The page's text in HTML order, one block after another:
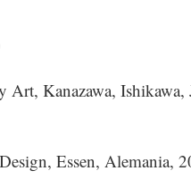
Kanazawa, Ishikawa,
Essen, Alemania,